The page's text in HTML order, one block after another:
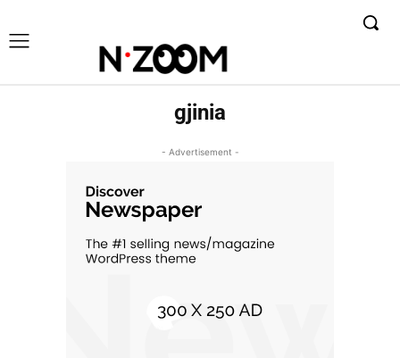
gjinia
- Advertisement -